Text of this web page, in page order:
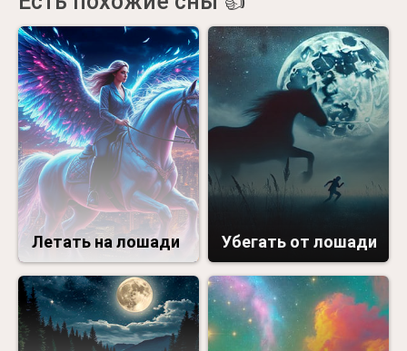
Летать на лошади Убегать от лошади